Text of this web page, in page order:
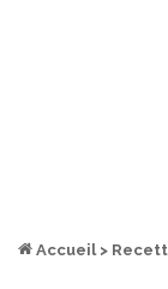
Accueil >